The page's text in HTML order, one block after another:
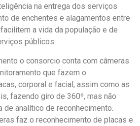
na entrega dos serviços
de enchentes e alagamentos entre
a vida da população e de
públicos.
o consorcio conta com câmeras
que fazem o
corporal e facial, assim como as
fazendo giro de 360º, mas não
analítico de reconhecimento.
faz o reconhecimento de placas e